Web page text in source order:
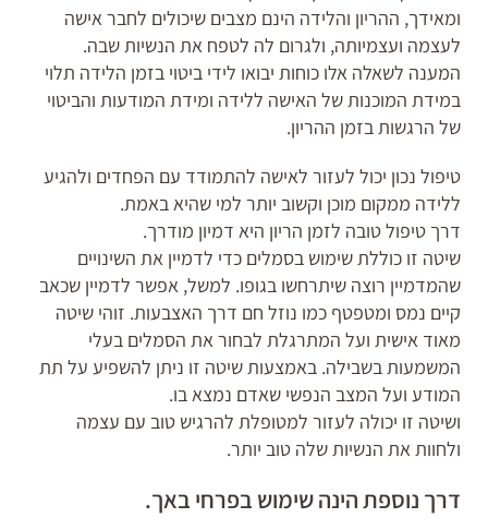
ומאידך, ההריון והלידה הינם מצבים שיכולים לחבר אישה
לעצמה ועצמיותה, ולגרום לה לטפח את הנשיות שבה.
המענה לשאלה אלו כוחות יבואו לידי ביטוי בזמן הלידה תלוי
במידת המוכנות של האישה ללידה ומידת המודעות והביטוי
של הרגשות בזמן ההריון.
טיפול נכון יכול לעזור לאישה להתמודד עם הפחדים ולהגיע
ללידה ממקום מוכן וקשוב יותר למי שהיא באמת.
דרך טיפול טובה לזמן הריון היא דמיון מודרך.
שיטה זו כוללת שימוש בסמלים כדי לדמיין את השינויים
שהמדמיין רוצה שיתרחשו בגופו. למשל, אפשר לדמיין שכאב
קיים נמס ומטפטף כמו נוזל חם דרך האצבעות. זוהי שיטה
מאוד אישית ועל המתרגלת לבחור את הסמלים בעלי
המשמעות בשבילה. באמצעות שיטה זו ניתן להשפיע על תת
המודע ועל המצב הנפשי שאדם נמצא בו.
ושיטה זו יכולה לעזור למטופלת להרגיש טוב עם עצמה
ולחוות את הנשיות שלה טוב יותר.
דרך נוספת הינה שימוש בפרחי באך.